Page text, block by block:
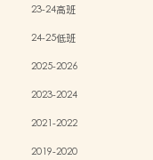
23-24高班
24-25低班
2025-2026
2023-2024
2021-2022
2019-2020